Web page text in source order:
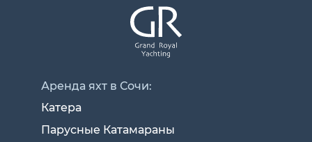
Аренда яхт в Сочи:
Катера
Парусные Катамараны